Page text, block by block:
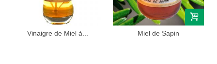
Vinaigre de Miel à... Miel de Sapin